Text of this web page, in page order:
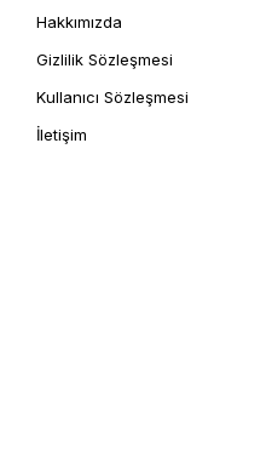
Hakkımızda
Gizlilik Sözleşmesi
Kullanıcı Sözleşmesi
İletişim